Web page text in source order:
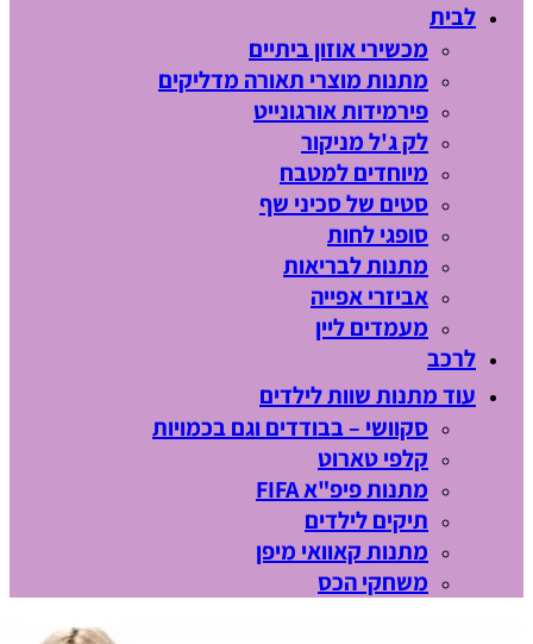
לבית
מכשירי אוזון ביתיים
מתנות מוצרי תאורה מדליקים
פירמידות אורגונייט
לק ג'ל מניקור
מיוחדים למטבח
סטים של סכיני שף
סופגי לחות
מתנות לבריאות
אביזרי אפייה
מעמדים ליין
לרכב
עוד מתנות שוות לילדים
סקוושי – בבודדים וגם בכמויות
קלפי טארוט
מתנות פיפ"א FIFA
תיקים לילדים
מתנות קאוואי מיפן
משחקי הכס